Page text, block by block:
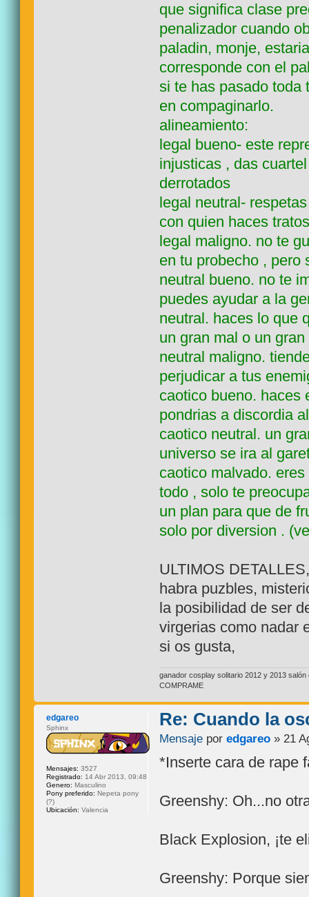
que significa clase
penalizador cuando
paladin, monje,
corresponde con el
si te has pasado toda
en compaginarlo.
alineamiento:
legal bueno- este
injusticas , das
derrotados
legal neutral-
con quien haces
legal maligno. no te
en tu probecho , pero
neutral bueno. no te
puedes ayudar a la
neutral. haces lo que
un gran mal o un gran
neutral maligno.
perjudicar a tus
caotico bueno. haces
pondrias a discordia
caotico neutral. un
universo se ira al
caotico malvado.
todo , solo te
un plan para que de
solo por diversion .
ULTIMOS
habra puzbles,
la posibilidad de ser
virgerias como nadar
si os gusta,
ganador cosplay solitario 2012 y 2013
COMPRAME
Re: Cuando la
Mensaje poredgareo » 21
*Inserte cara de rape
Greenshy: Oh...no
Black Explosion, ¡te
Greenshy: Porque
edgareo
Sphinx
Mensajes: 3527
Registrado: 14 Abr 2013, 09:48
Genero: Masculino
Pony preferido: Nepeta pony
(?)
Ubicación: Valencia